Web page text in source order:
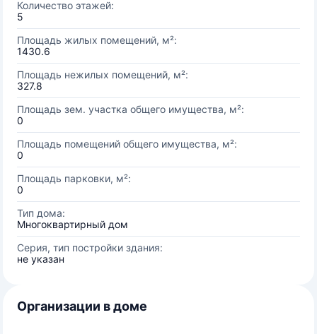
Количество этажей:
5
Площадь жилых помещений, м²:
1430.6
Площадь нежилых помещений, м²:
327.8
Площадь зем. участка общего имущества, м²:
0
Площадь помещений общего имущества, м²:
0
Площадь парковки, м²:
0
Тип дома:
Многоквартирный дом
Серия, тип постройки здания:
не указан
Организации в доме